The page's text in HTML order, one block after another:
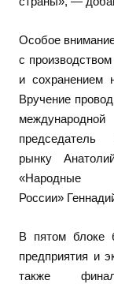
Особое
с
и сохранением
Вручение
рынку
«Народные
России»
В пятом блоке
предприятия и
также